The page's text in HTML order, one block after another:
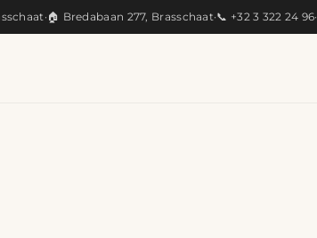
· 🏠 Bredabaan 277, Brasschaat·📞 +32 3 322 24 96·